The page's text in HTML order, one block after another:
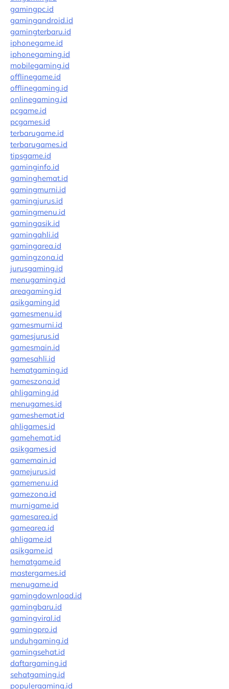
gamingpc.id
gamingandroid.id
gamingterbaru.id
iphonegame.id
iphonegaming.id
mobilegaming.id
offlinegame.id
offlinegaming.id
onlinegaming.id
pcgame.id
pcgames.id
terbarugame.id
terbarugames.id
tipsgame.id
gaminginfo.id
gaminghemat.id
gamingmurni.id
gamingjurus.id
gamingmenu.id
gamingasik.id
gamingahli.id
gamingarea.id
gamingzona.id
jurusgaming.id
menugaming.id
areagaming.id
asikgaming.id
gamesmenu.id
gamesmurni.id
gamesjurus.id
gamesmain.id
gamesahli.id
hematgaming.id
gameszona.id
ahligaming.id
menugames.id
gameshemat.id
ahligames.id
gamehemat.id
asikgames.id
gamemain.id
gamejurus.id
gamemenu.id
gamezona.id
murnigame.id
gamesarea.id
gamearea.id
ahligame.id
asikgame.id
hematgame.id
mastergames.id
menugame.id
gamingdownload.id
gamingbaru.id
gamingviral.id
gamingpro.id
unduhgaming.id
gamingsehat.id
daftargaming.id
sehatgaming.id
populergaming.id